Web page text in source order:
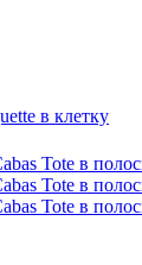
в клетку